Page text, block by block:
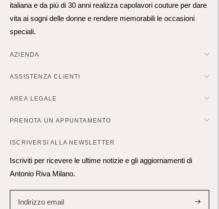
italiana e da più di 30 anni realizza capolavori couture per dare
vita ai sogni delle donne e rendere memorabili le occasioni
speciali.
AZIENDA
ASSISTENZA CLIENTI
AREA LEGALE
PRENOTA UN APPUNTAMENTO
ISCRIVERSI ALLA NEWSLETTER
Iscriviti per ricevere le ultime notizie e gli aggiornamenti di
Antonio Riva Milano.
Iscriviti